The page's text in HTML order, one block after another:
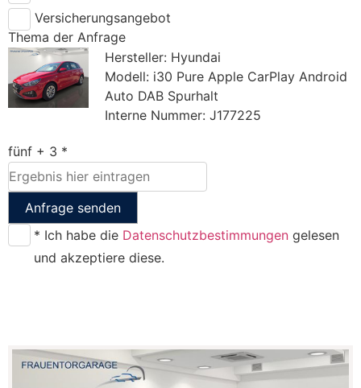
Versicherungsangebot
Thema der Anfrage
Hersteller: Hyundai
Modell: i30 Pure Apple CarPlay Android
Auto DAB Spurhalt
Interne Nummer: J177225
fünf + 3 *
Anfrage senden
* Ich habe die Datenschutzbestimmungen gelesen
und akzeptiere diese.